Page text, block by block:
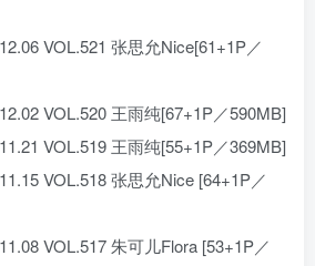
VOL.521 张思允Nice[61+1P／
VOL.520 王雨纯[67+1P／590MB]
VOL.519 王雨纯[55+1P／369MB]
VOL.518 张思允Nice [64+1P／
VOL.517 朱可儿Flora [53+1P／